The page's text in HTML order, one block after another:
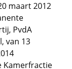
maart 2012
PvdA
van 13
Kamerfractie